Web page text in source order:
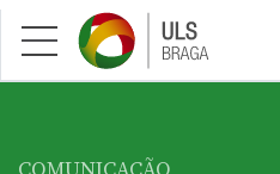
Saltar para conteúdo principal